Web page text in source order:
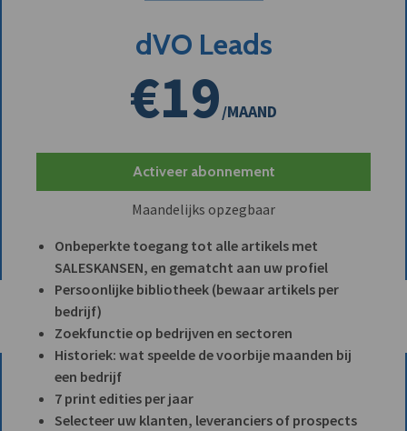
dVO Leads
€19/MAAND
Activeer abonnement
Maandelijks opzegbaar
Onbeperkte toegang tot alle artikels met
SALESKANSEN, en gematcht aan uw profiel
Persoonlijke bibliotheek (bewaar artikels per
bedrijf)
Zoekfunctie op bedrijven en sectoren
Historiek: wat speelde de voorbije maanden bij
een bedrijf
7 print edities per jaar
Selecteer uw klanten, leveranciers of prospects